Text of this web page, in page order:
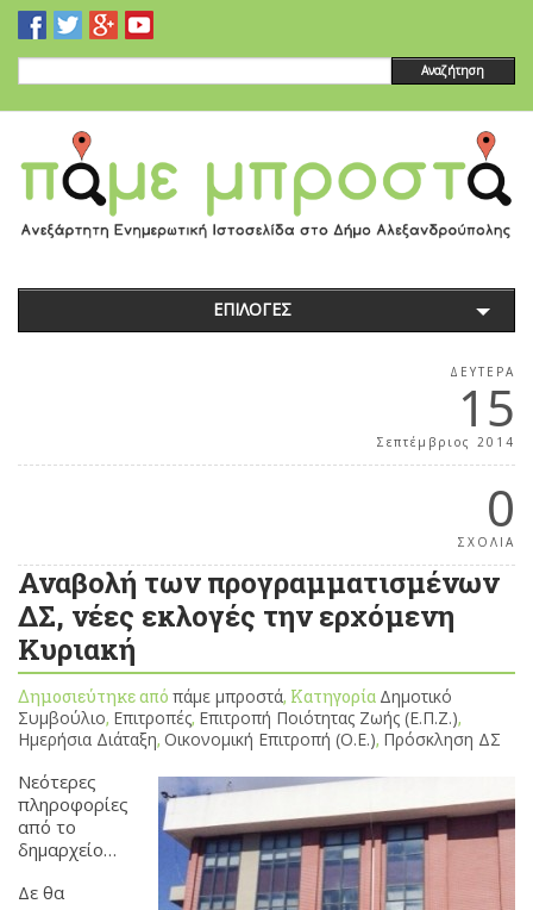
Αναζήτηση
ΕΠΙΛΟΓΕΣ
ΔΕΥΤΈΡΑ
15
Σεπτέμβριος 2014
0
ΣΧΟΛΙΑ
Αναβολή των προγραμματισμένων
ΔΣ, νέες εκλογές την ερχόμενη
Κυριακή
Δημοσιεύτηκε από πάμε μπροστά, Κατηγορία Δημοτικό
Συμβούλιο, Επιτροπές, Επιτροπή Ποιότητας Ζωής (Ε.Π.Ζ.),
Ημερήσια Διάταξη, Οικονομική Επιτροπή (Ο.Ε.), Πρόσκληση ΔΣ
Νεότερες
πληροφορίες
από το
δημαρχείο…
Δε θα